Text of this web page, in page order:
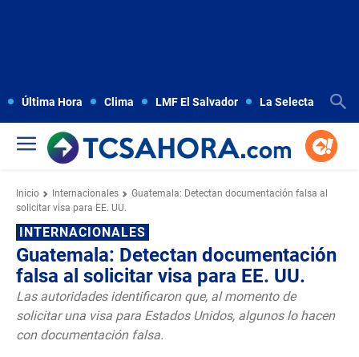
Última Hora Clima LMF El Salvador La Selecta
Inicio Internacionales
Guatemala: Detectan documentación falsa al
solicitar visa para EE. UU.
INTERNACIONALES
Guatemala: Detectan documentación
falsa al solicitar visa para EE. UU.
Las autoridades identificaron que, al momento de
solicitar una visa para Estados Unidos, algunos lo hacen
con documentación falsa.